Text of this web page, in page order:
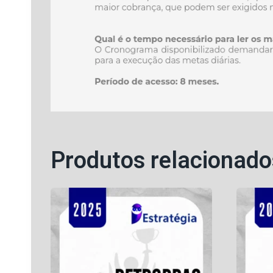
Produtos